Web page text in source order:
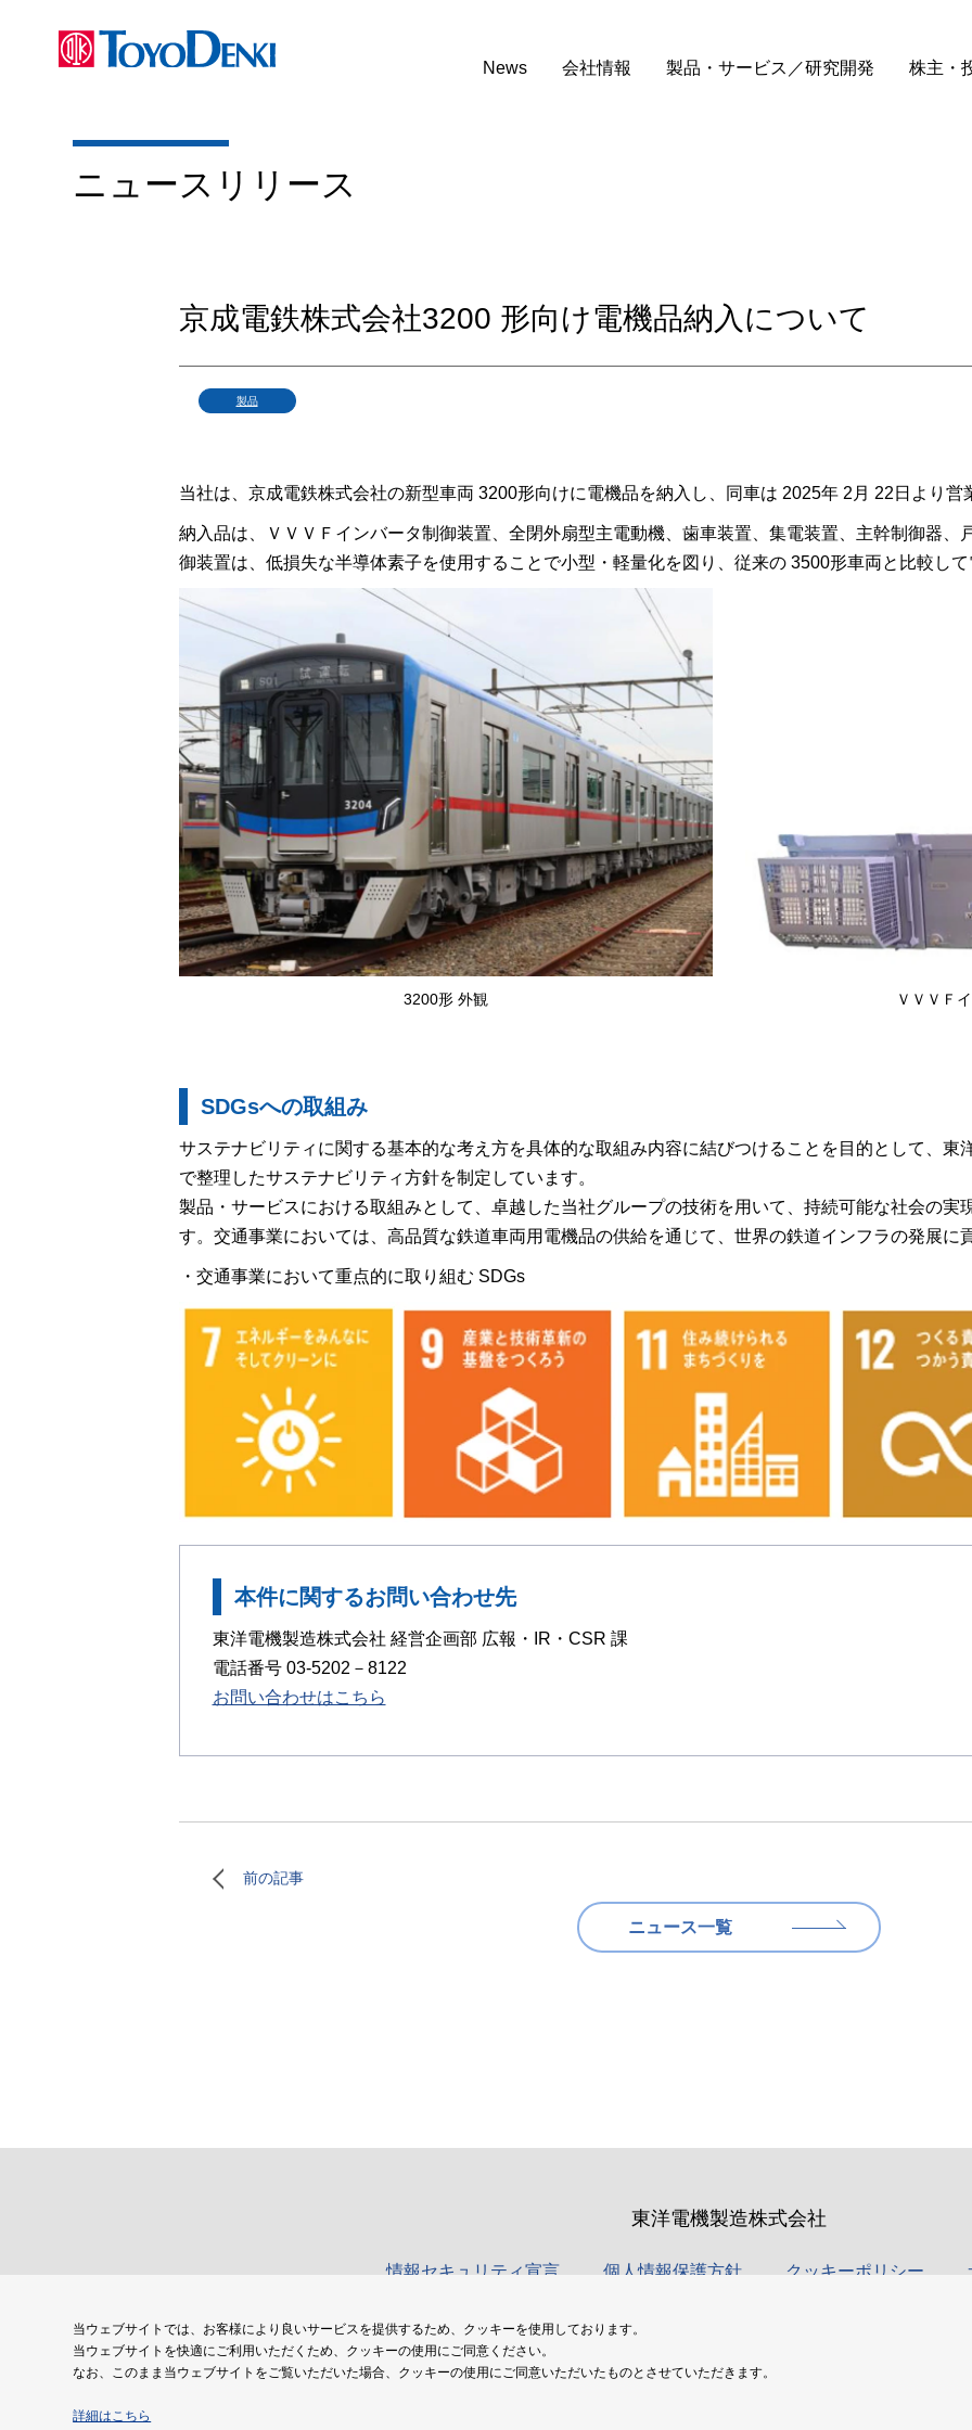
News 会社情報 製品・サービス／研究開発 株主・
ニュースリリース
京成電鉄株式会社3200 形向け電機品納入について
製品
当社は、京成電鉄株式会社の新型車両 3200形向けに電機品を納入し、同車は 2025年 2月 22日より営
納入品は、ＶＶＶＦインバータ制御装置、全閉外扇型主電動機、歯車装置、集電装置、主幹制御器、
御装置は、低損失な半導体素子を使用することで小型・軽量化を図り、従来の 3500形車両と比較し
3200形 外観 ＶＶＶＦ
SDGsへの取組み
サステナビリティに関する基本的な考え方を具体的な取組み内容に結びつけることを目的として、東
で整理したサステナビリティ方針を制定しています。
製品・サービスにおける取組みとして、卓越した当社グループの技術を用いて、持続可能な社会の実
す。交通事業においては、高品質な鉄道車両用電機品の供給を通じて、世界の鉄道インフラの発展に
・交通事業において重点的に取り組む SDGs
本件に関するお問い合わせ先
東洋電機製造株式会社 経営企画部 広報・IR・CSR 課
電話番号 03-5202－8122
お問い合わせはこちら
前の記事
ニュース一覧
当ウェブサイトでは、お客様により良いサービスを提供するため、クッキーを使用しております。
当ウェブサイトを快適にご利用いただくため、クッキーの使用にご同意ください。
なお、このまま当ウェブサイトをご覧いただいた場合、クッキーの使用にご同意いただいたものとさせていただきます。
詳細はこちら
東洋電機製造株式会社
情報セキュリティ宣言 個人情報保護方針 クッキーポリシー